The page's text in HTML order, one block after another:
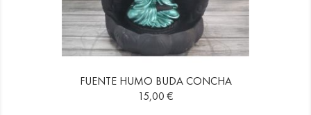
FUENTE HUMO BUDA CONCHA
Precio
15,00 €